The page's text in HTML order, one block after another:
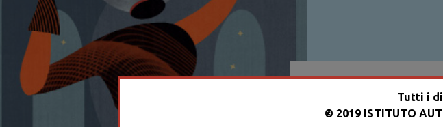
ACCEDI AL TUO
Tutti i
© 2019 ISTITUTO